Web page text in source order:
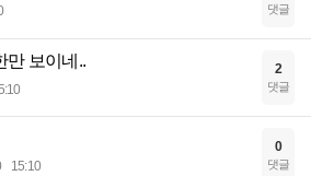
댓글
만 보이네.. 2
댓글
15:10
0
댓글